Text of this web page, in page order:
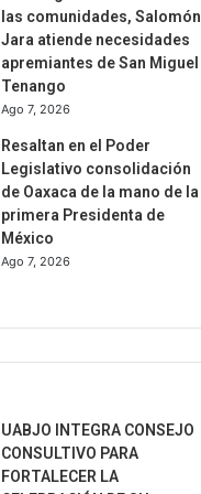
las comunidades, Salomón
Jara atiende necesidades
apremiantes de San Miguel
Tenango
Ago 7, 2026
Resaltan en el Poder
Legislativo consolidación
de Oaxaca de la mano de la
primera Presidenta de
México
Ago 7, 2026
UABJO INTEGRA CONSEJO
CONSULTIVO PARA
FORTALECER LA